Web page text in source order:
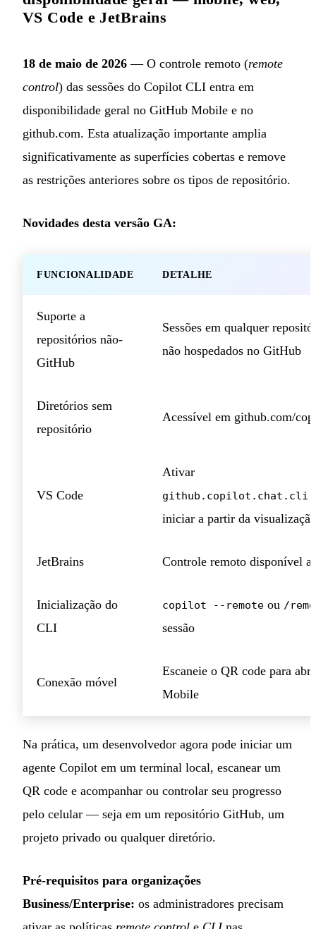
VS Code e JetBrains
18 de maio de 2026 — O controle remoto (remote
control) das sessões do Copilot CLI entra em
disponibilidade geral no GitHub Mobile e no
github.com. Esta atualização importante amplia
significativamente as superfícies cobertas e remove
as restrições anteriores sobre os tipos de repositório.
Novidades desta versão GA:
FUNCIONALIDADE DETALHE
Suporte a
repositórios não-
GitHub
Sessões em qualquer
não hospedados no GitHub
Diretórios sem
repositório
Acessível em github.com/
VS Code
Ativar
iniciar a partir da
JetBrains Controle remoto disponível
Inicialização do
CLI
copilot --remote ou /
sessão
Conexão móvel
Escaneie o QR code para
Mobile
Na prática, um desenvolvedor agora pode iniciar um
agente Copilot em um terminal local, escanear um
QR code e acompanhar ou controlar seu progresso
pelo celular — seja em um repositório GitHub, um
projeto privado ou qualquer diretório.
Pré-requisitos para organizações
Business/Enterprise: os administradores precisam